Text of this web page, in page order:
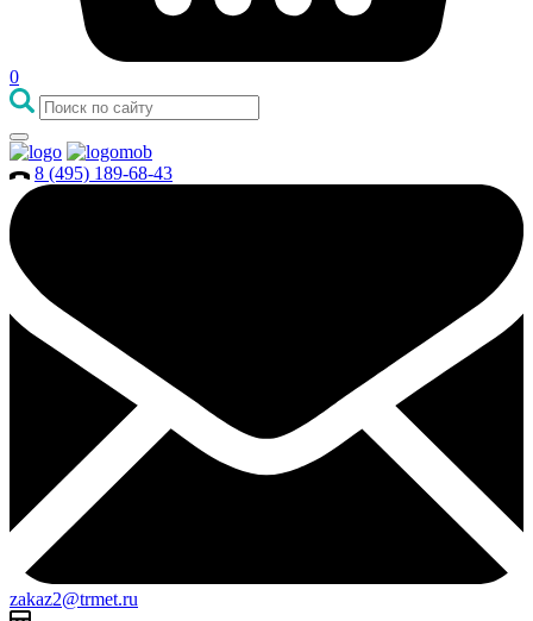
0
8 (495) 189-68-43
zakaz2@trmet.ru